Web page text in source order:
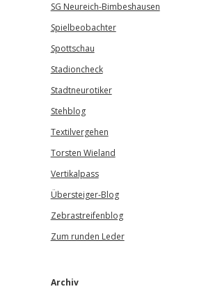
SG Neureich-Bimbeshausen
Spielbeobachter
Spottschau
Stadioncheck
Stadtneurotiker
Stehblog
Textilvergehen
Torsten Wieland
Vertikalpass
Übersteiger-Blog
Zebrastreifenblog
Zum runden Leder
Archiv